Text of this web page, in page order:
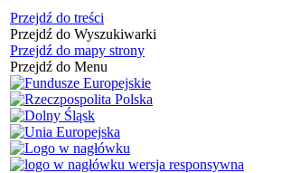
Przejdź do treści
Przejdź do Wyszukiwarki
Przejdź do mapy strony
Przejdź do Menu